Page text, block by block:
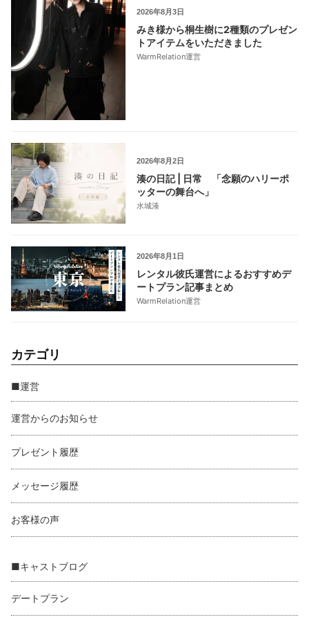
2026年8月3日
みき様から桐生樹に2種類のプレゼン
トアイテムをいただきました
WarmRelation運営
2026年8月2日
湊の日記 | 日常 「念願のハリーポ
ッターの舞台へ」
水城湊
2026年8月1日
レンタル彼氏運営によるおすすめデ
ートプラン記事まとめ
WarmRelation運営
カテゴリ
■運営
運営からのお知らせ
プレゼント履歴
メッセージ履歴
お客様の声
■キャストブログ
デートプラン